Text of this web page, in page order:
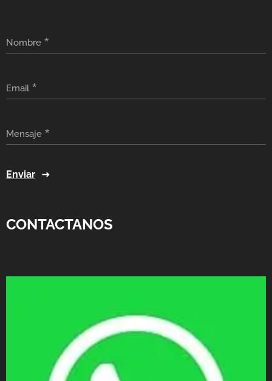
Nombre
Email
Mensaje
Enviar
CONTACTANOS